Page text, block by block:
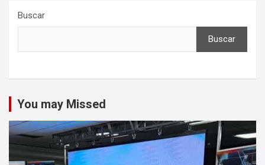
Buscar
Buscar
You may Missed